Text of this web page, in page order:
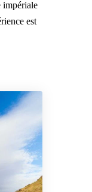
impériale
est